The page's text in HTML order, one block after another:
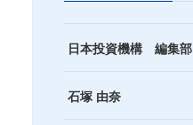
日本投資機構 編集部
石塚 由奈